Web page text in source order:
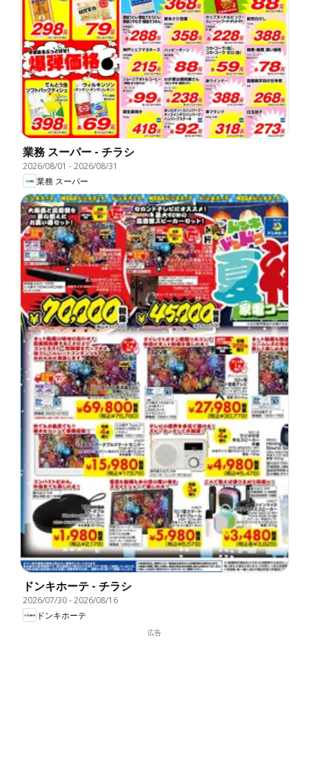
業務 スーパー - チラシ
2026/08/01 -2026/08/31
業務 スーパー
ドンキホーテ - チラシ
2026/07/30-2026/08/16
ドンキホーテ
広告